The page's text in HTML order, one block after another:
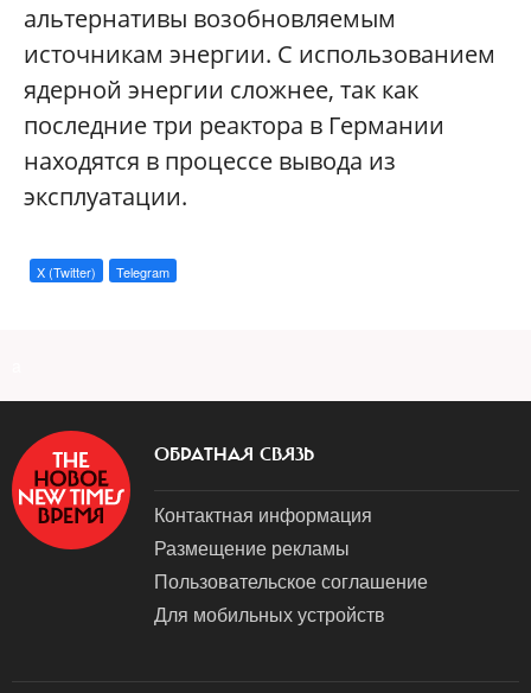
альтернативы возобновляемым
источникам энергии. С использованием
ядерной энергии сложнее, так как
последние три реактора в Германии
находятся в процессе вывода из
эксплуатации.
X (Twitter) Telegram
ОБРАТНАЯ СВЯЗЬ
Контактная информация
Размещение рекламы
Пользовательское соглашение
Для мобильных устройств